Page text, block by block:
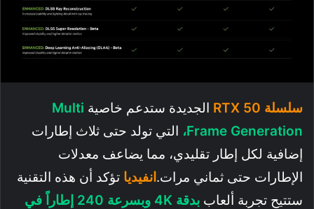
سلسلة RTX 50 الجديدة ستدعم خاصية Multi
Frame Generation، التي تولد حتى ثلاث إطارات
إضافية لكل إطار تقليدي، مما يضاعف معدلات
الإطارات حتى ثماني مرات. انفيديا تؤكد أن هذه التقنية
ستتيح تجربة ألعاب
بدقة 4K وبسرعة 240 إطاراً في